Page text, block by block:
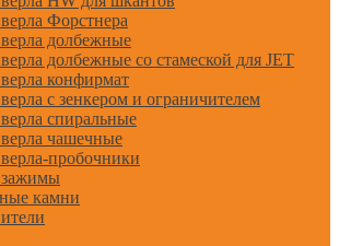
Форстнера
долбежные
долбежные со стамеской для JET
конфирмат
с зенкером и ограничителем
спиральные
чашечные
пробочники
камни